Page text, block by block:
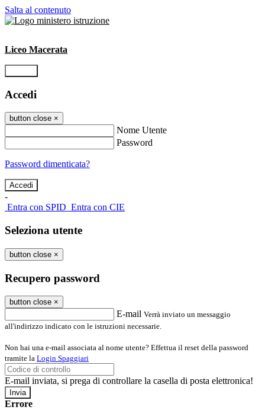
Salta al contenuto
Liceo Macerata
Accedi
button close ×
Nome Utente
Password
Password dimenticata?
-
Entra con SPID Entra con CIE
Seleziona utente
button close ×
Recupero password
button close ×
E-mail Verrà inviato un messaggio
all'indirizzo indicato con le istruzioni necessarie.
Non hai una e-mail associata al nome utente? Effettua il reset della password
tramite la Login Spaggiari
E-mail inviata, si prega di controllare la casella di posta elettronica!
Errore